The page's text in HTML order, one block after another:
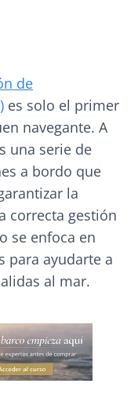
de
es solo el primer
navegante. A
una serie de
a bordo que
la
correcta gestión
se enfoca en
para ayudarte a
al mar.